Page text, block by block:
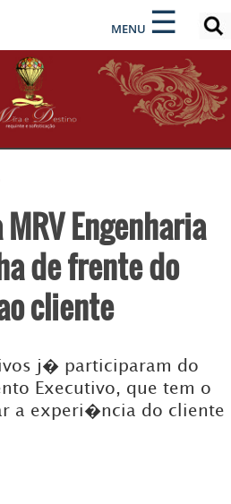
MENU ☰
×
BELEZA
E NEGÓCIOS
CULTURA
DESTINOS
MODA
PETS
TURISMO
BRANDÃO
×
SUA NOTÍCIA
Engenharia
de frente do
cliente
j� participaram do
Executivo, que tem o
a experi�ncia do cliente